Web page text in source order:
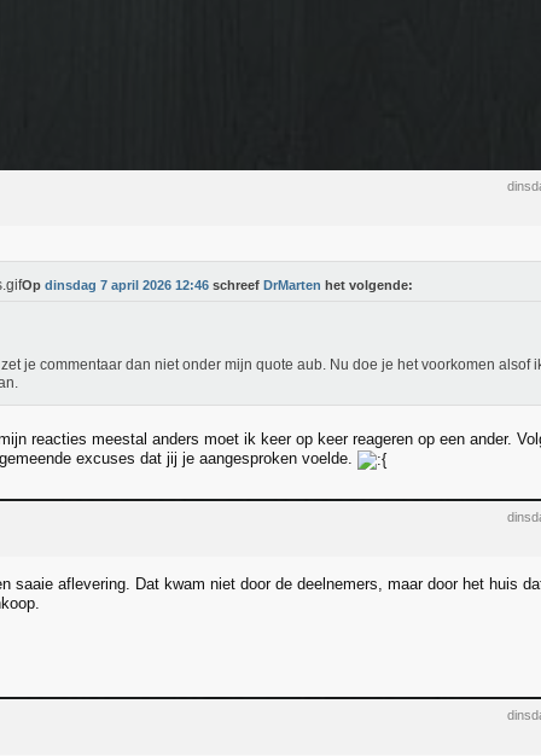
Op dinsdag 7 april 2026 12:46 schreef DrMarten het volgende:
je commentaar dan niet onder mijn quote aub. Nu doe je het voorkomen alsof
reacties meestal anders moet ik keer op keer reageren op een ander.
excuses dat jij je aangesproken voelde.
saaie aflevering. Dat kwam niet door de deelnemers, maar door het huis